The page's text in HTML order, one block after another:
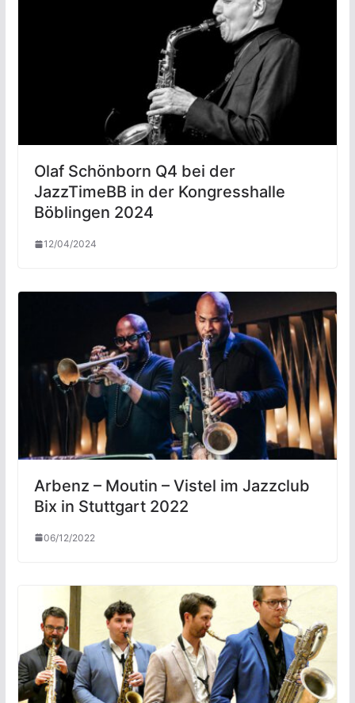
Olaf Schönborn Q4 bei der
JazzTimeBB in der Kongresshalle
Böblingen 2024
12/04/2024
Arbenz – Moutin – Vistel im Jazzclub
Bix in Stuttgart 2022
06/12/2022